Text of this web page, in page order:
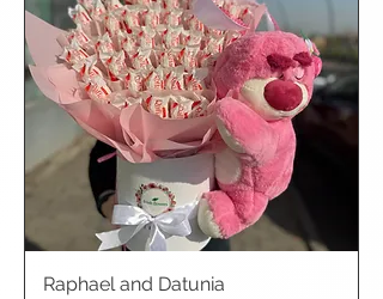
Raphael and Datunia